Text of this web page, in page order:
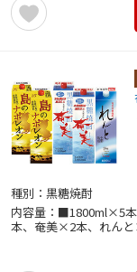
種別：黒糖焼酎
内容量：■1800ml×5
本、奄美×2本、れん